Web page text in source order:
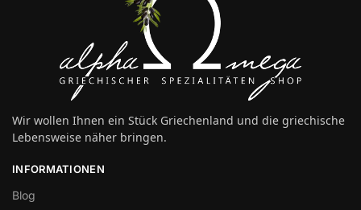
Wir wollen Ihnen ein Stück Griechenland und die griechische
Lebensweise näher bringen.
INFORMATIONEN
Blog